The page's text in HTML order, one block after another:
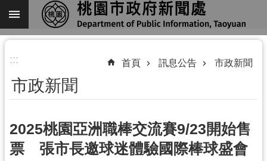
跳到主要內容區塊
進
搜
尋
關
::: 首頁 訊息公告 市政新聞
市政新聞
2025桃園亞洲職棒交流賽9/23開始售
票 張市長邀球迷體驗國際棒球盛會